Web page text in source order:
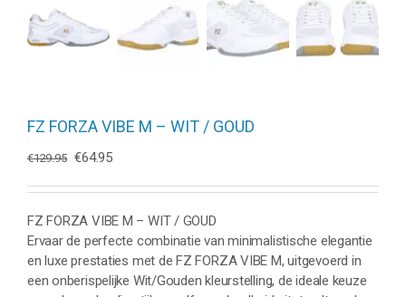
FZ FORZA VIBE M – WIT / GOUD
€129.95 Oorspronkelijke
was:
€129.95.
€64.95Huidige
is:
€64.95.
FZ FORZA VIBE M – WIT / GOUD
Ervaar de perfecte combinatie van minimalistische elegantie
en luxe prestaties met de FZ FORZA VIBE M, uitgevoerd in
een onberispelijke Wit/Gouden kleurstelling, de ideale keuze